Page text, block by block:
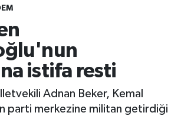
istifa resti
Adnan Beker, Kemal
parti merkezine militan getirdiği
Durumu ve Fikstür